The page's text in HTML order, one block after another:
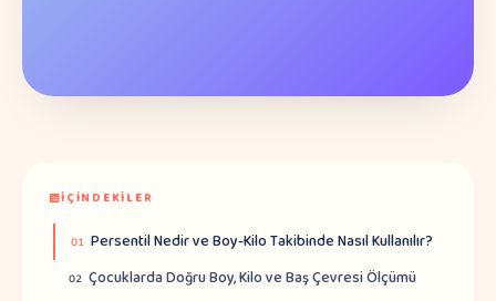
İÇINDEKILER
01 Persentil Nedir ve Boy-Kilo Takibinde Nasıl Kullanılır?
02 Çocuklarda Doğru Boy, Kilo ve Baş Çevresi Ölçümü